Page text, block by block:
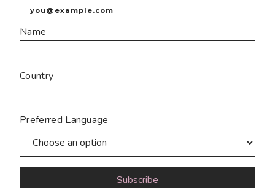
Name
Country
Preferred Language